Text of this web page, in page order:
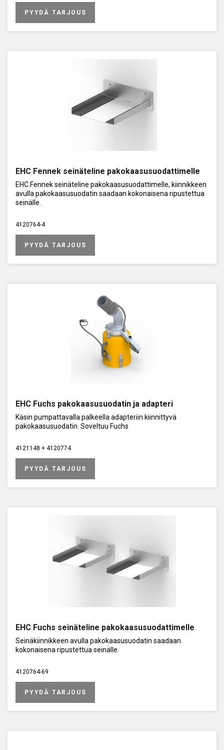
PYYDÄ TARJOUS
EHC Fennek seinäteline pakokaasusuodattimelle
EHC Fennek seinäteline pakokaasusuodattimelle, kiinnikkeen
avulla pakokaasusuodatin saadaan kokonaisena ripustettua
seinälle.
4120764-4
PYYDÄ TARJOUS
EHC Fuchs pakokaasusuodatin ja adapteri
Käsin pumpattavalla palkeella adapteriin kiinnittyvä
pakokaasusuodatin. Soveltuu Fuchs
4121148 + 4120774
PYYDÄ TARJOUS
EHC Fuchs seinäteline pakokaasusuodattimelle
Seinäkiinnikkeen avulla pakokaasusuodatin saadaan
kokonaisena ripustettua seinälle.
4120764-69
PYYDÄ TARJOUS